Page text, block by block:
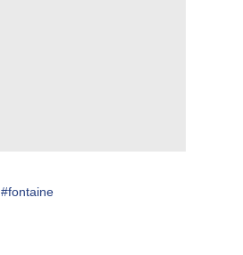
#fontaine